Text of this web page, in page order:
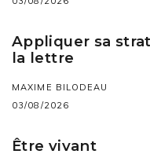
Appliquer sa
la lettre
MAXIME BILODEAU
03/08/2026
Être vivant